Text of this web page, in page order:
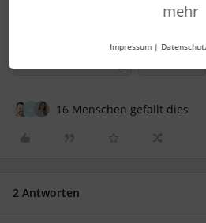
16 Menschen gefällt dies
2 Antworten
mehr
Impressum |